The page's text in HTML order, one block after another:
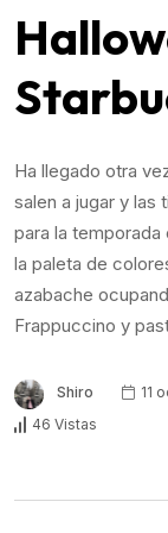
Ha llegado otra
salen a jugar y las
para la temporada
la paleta de
azabache
Frappuccino y
Shiro 11
46 Vistas